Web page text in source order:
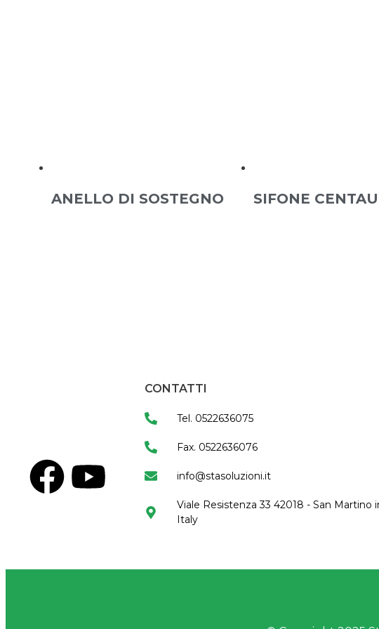
ANELLO DI SOSTEGNO SIFONE
CONTATTI
Tel. 0522636075
Fax. 0522636076
info@stasoluzioni.it
Viale Resistenza 33 42018 - San Martino
Italy